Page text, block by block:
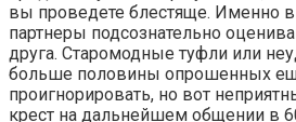
вы проведете блестяще. Именно
партнеры подсознательно
друга. Старомодные туфли или
больше половины опрошенных
проигнорировать, но вот
крест на дальнейшем общении в